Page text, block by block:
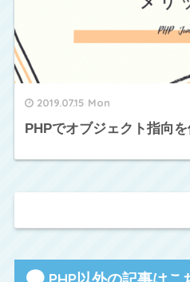
2019.07.15 Mon
PHPでオブジェクト指向